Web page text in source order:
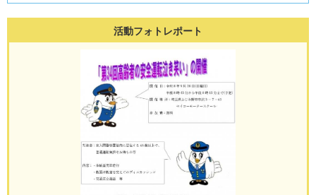
活動フォトレポート